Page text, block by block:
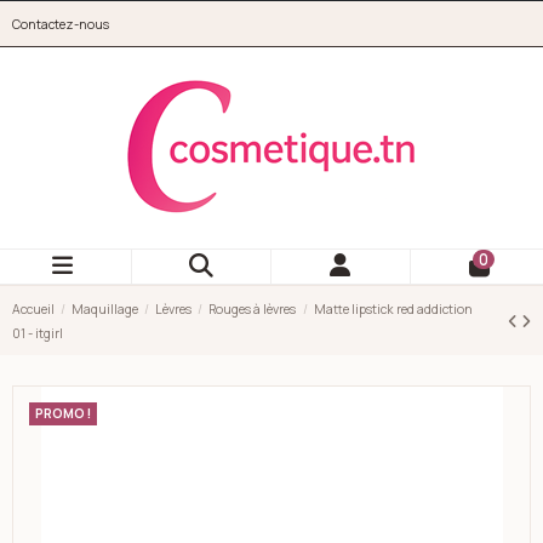
Contactez-nous
0
Accueil Maquillage Lèvres Rouges à lèvres
Matte lipstick red addiction
01 - itgirl
PROMO !